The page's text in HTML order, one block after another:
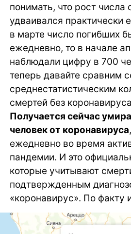
понимать, что рост числа
удваивался практически
в марте число погибших
ежедневно, то в начале
наблюдали цифру в 700
теперь давайте сравним
среднестатистическим
смертей без
Получается сейчас
человек от коронавируса
ежедневно во время
пандемии. И это
которые учитывают
подтвержденным
«коронавирус». По факту